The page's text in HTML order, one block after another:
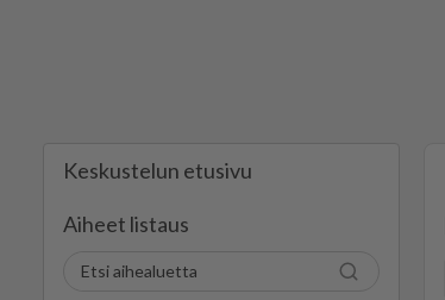
Keskustelun etusivu
Aiheet listaus